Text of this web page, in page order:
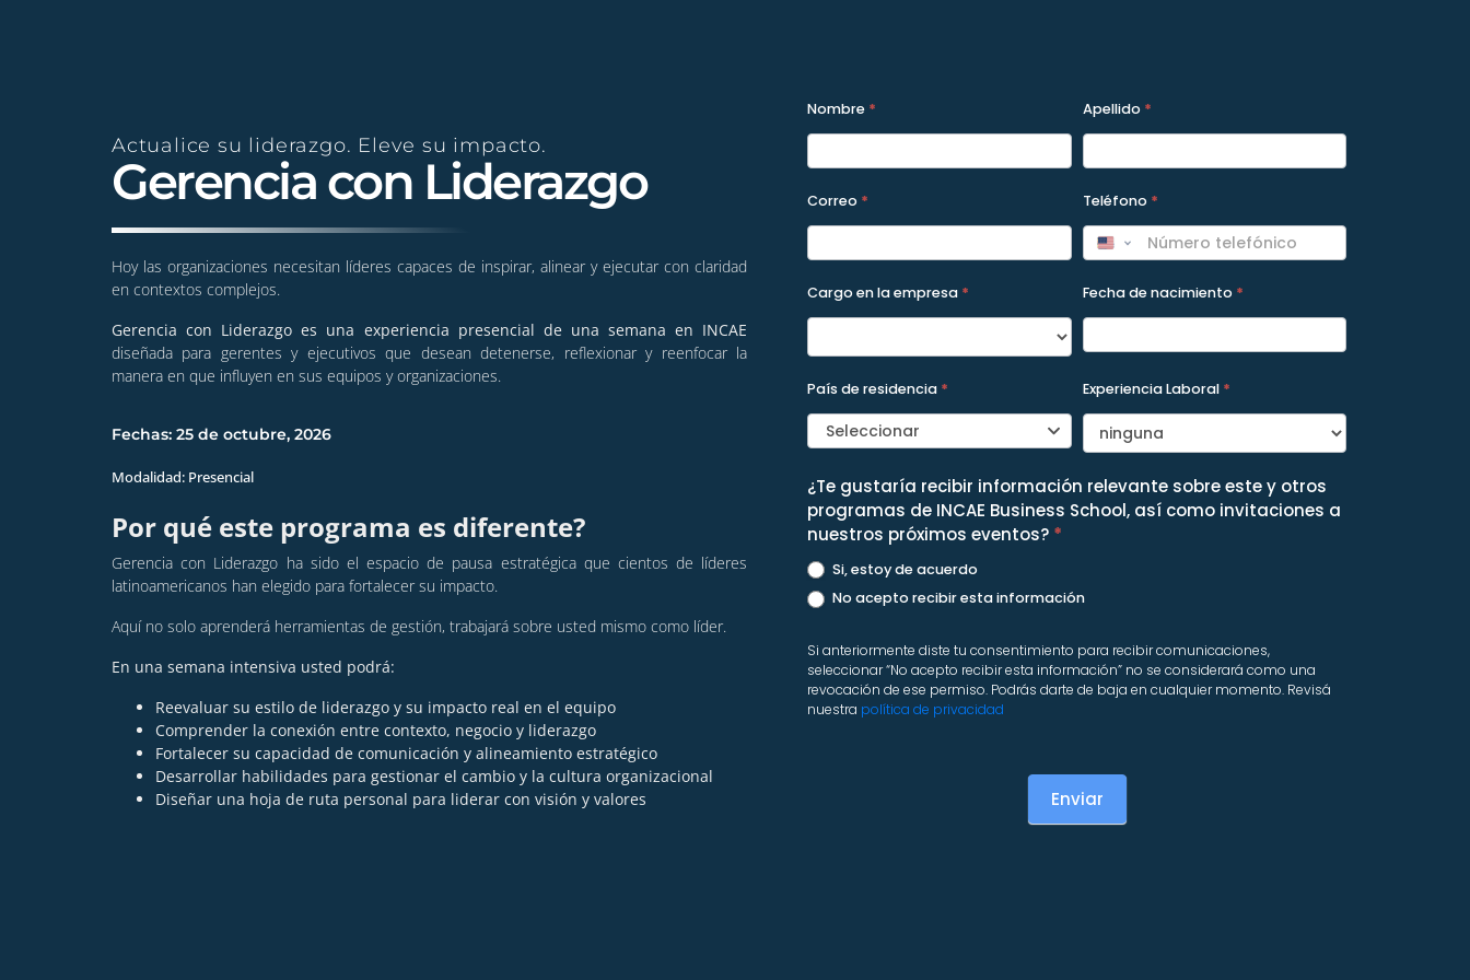
Actualice su liderazgo. Eleve su impacto.
Gerencia con Liderazgo
Hoy las organizaciones necesitan líderes capaces de inspirar, alinear y ejecutar con claridad
en contextos complejos.
Gerencia con Liderazgo es una experiencia presencial de una semana en INCAE
diseñada para gerentes y ejecutivos que desean detenerse, reflexionar y reenfocar la
manera en que influyen en sus equipos y organizaciones.
Fechas: 25 de octubre, 2026
Modalidad: Presencial
Por qué este programa es diferente?
Gerencia con Liderazgo ha sido el espacio de pausa estratégica que cientos de líderes
latinoamericanos han elegido para fortalecer su impacto.
Aquí no solo aprenderá herramientas de gestión, trabajará sobre usted mismo como líder.
En una semana intensiva usted podrá:
Reevaluar su estilo de liderazgo y su impacto real en el equipo
Comprender la conexión entre contexto, negocio y liderazgo
Fortalecer su capacidad de comunicación y alineamiento estratégico
Desarrollar habilidades para gestionar el cambio y la cultura organizacional
Diseñar una hoja de ruta personal para liderar con visión y valores
A2026 -
Formulario
Programas
Nombre * Apellido *
Correo * Teléfono *
Cargo en la empresa * Fecha de nacimiento *
País de residencia *
Seleccionar
Experiencia Laboral *
¿Te gustaría recibir información relevante sobre este y otros
programas de INCAE Business School, así como invitaciones a
nuestros próximos eventos? *
Si, estoy de acuerdo
No acepto recibir esta información
Si anteriormente diste tu consentimiento para recibir comunicaciones,
seleccionar “No acepto recibir esta información” no se considerará como una
revocación de ese permiso. Podrás darte de baja en cualquier momento. Revisá
nuestra política de privacidad
Enviar